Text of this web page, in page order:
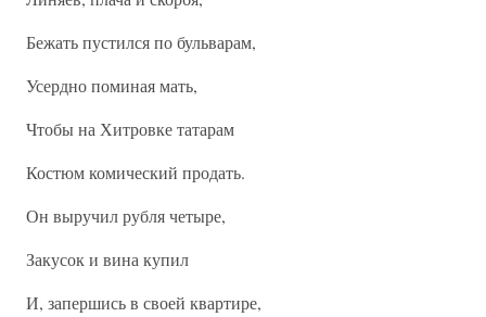
Бежать пустился по бульварам,
Усердно поминая мать,
Чтобы на Хитровке татарам
Костюм комический продать.
Он выручил рубля четыре,
Закусок и вина купил
И, запершись в своей квартире,